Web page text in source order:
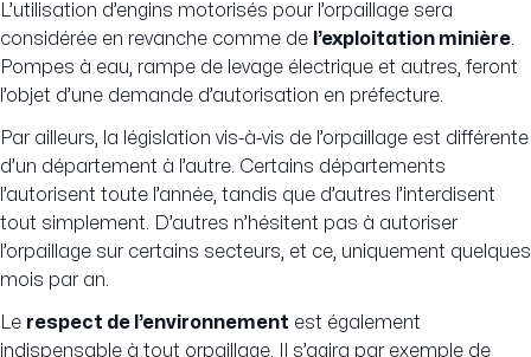
L’utilisation d’engins motorisés pour l’orpaillage sera
considérée en revanche comme de l’exploitation minière
Pompes à eau, rampe de levage électrique et autres, feront
l’objet d’une demande d’autorisation en préfecture.
Par ailleurs, la législation vis-à-vis de l’orpaillage est différente
d’un département à l’autre. Certains départements
l’autorisent toute l’année, tandis que d’autres l’interdisent
tout simplement. D’autres n’hésitent pas à autoriser
l’orpaillage sur certains secteurs, et ce, uniquement quelques
mois par an.
Le respect de l’environnement est également
indispensable à tout orpaillage. Il s’agira par exemple de